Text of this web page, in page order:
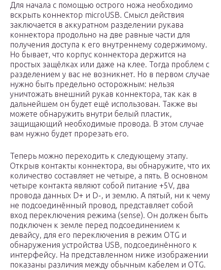
Для начала с помощью острого ножа необходимо
вскрыть коннектор microUSB. Смысл действия
заключается в аккуратном разделении рукава
коннектора продольно на две равные части для
получения доступа к его внутреннему содержимому.
Но бывает, что корпус коннектора держится на
простых защёлках или даже на клее. Тогда проблем с
разделением у вас не возникнет. Но в первом случае
нужно быть предельно осторожным: нельзя
уничтожать внешний рукав коннектора, так как в
дальнейшем он будет ещё использован. Также вы
можете обнаружить внутри белый пластик,
защищающий необходимые провода. В этом случае
вам нужно будет прорезать его.
Теперь можно переходить к следующему этапу.
Открыв контакты коннектора, вы обнаружите, что их
количество составляет не четыре, а пять. В основном
четыре контакта являют собой питание +5V, два
провода данных D+ и D-, и землю. А пятый, ни к чему
не подсоединённый провод, представляет собой
вход переключения режима (sense). Он должен быть
подключен к земле перед подсоединением к
девайсу, для его переключения в режим OTG и
обнаружения устройства USB, подсоединённого к
интерфейсу. На представленном ниже изображении
показаны различия между обычным кабелем и OTG.